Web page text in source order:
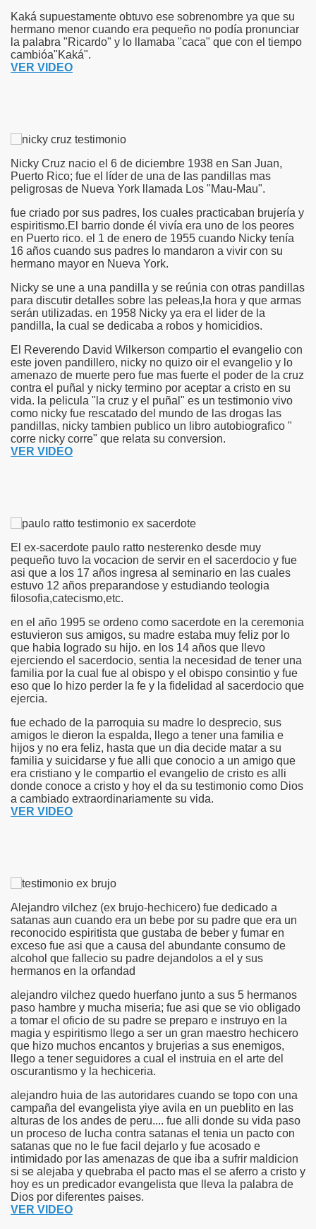
Kaká supuestamente obtuvo ese sobrenombre ya que su
hermano menor cuando era pequeño no podía pronunciar
la palabra "Ricardo" y lo llamaba "caca" que con el tiempo
cambióa"Kaká".
VER VIDEO
Nicky Cruz nacio el 6 de diciembre 1938 en San Juan,
Puerto Rico; fue el líder de una de las pandillas mas
peligrosas de Nueva York llamada Los "Mau-Mau".
fue criado por sus padres, los cuales practicaban brujería y
espiritismo.El barrio donde él vivía era uno de los peores
en Puerto rico. el 1 de enero de 1955 cuando Nicky tenía
16 años cuando sus padres lo mandaron a vivir con su
hermano mayor en Nueva York.
Nicky se une a una pandilla y se reúnia con otras pandillas
para discutir detalles sobre las peleas,la hora y que armas
serán utilizadas. en 1958 Nicky ya era el lider de la
pandilla, la cual se dedicaba a robos y homicidios.
El Reverendo David Wilkerson compartio el evangelio con
este joven pandillero, nicky no quizo oir el evangelio y lo
amenazo de muerte pero fue mas fuerte el poder de la cruz
contra el puñal y nicky termino por aceptar a cristo en su
vida. la pelicula "la cruz y el puñal" es un testimonio vivo
como nicky fue rescatado del mundo de las drogas las
pandillas, nicky tambien publico un libro autobiografico "
corre nicky corre" que relata su conversion.
VER VIDEO
El ex-sacerdote paulo ratto nesterenko desde muy
pequeño tuvo la vocacion de servir en el sacerdocio y fue
asi que a los 17 años ingresa al seminario en las cuales
estuvo 12 años preparandose y estudiando teologia
filosofia,catecismo,etc.
en el año 1995 se ordeno como sacerdote en la ceremonia
estuvieron sus amigos, su madre estaba muy feliz por lo
que habia logrado su hijo. en los 14 años que llevo
ejerciendo el sacerdocio, sentia la necesidad de tener una
familia por la cual fue al obispo y el obispo consintio y fue
eso que lo hizo perder la fe y la fidelidad al sacerdocio que
ejercia.
fue echado de la parroquia su madre lo desprecio, sus
amigos le dieron la espalda, llego a tener una familia e
hijos y no era feliz, hasta que un dia decide matar a su
familia y suicidarse y fue alli que conocio a un amigo que
era cristiano y le compartio el evangelio de cristo es alli
donde conoce a cristo y hoy el da su testimonio como Dios
a cambiado extraordinariamente su vida.
VER VIDEO
Alejandro vilchez (ex brujo-hechicero) fue dedicado a
satanas aun cuando era un bebe por su padre que era un
reconocido espiritista que gustaba de beber y fumar en
exceso fue asi que a causa del abundante consumo de
alcohol que fallecio su padre dejandolos a el y sus
hermanos en la orfandad
alejandro vilchez quedo huerfano junto a sus 5 hermanos
paso hambre y mucha miseria; fue asi que se vio obligado
a tomar el oficio de su padre se preparo e instruyo en la
magia y espiritismo llego a ser un gran maestro hechicero
que hizo muchos encantos y brujerias a sus enemigos,
llego a tener seguidores a cual el instruia en el arte del
oscurantismo y la hechiceria.
alejandro huia de las autoridares cuando se topo con una
campaña del evangelista yiye avila en un pueblito en las
alturas de los andes de peru.... fue alli donde su vida paso
un proceso de lucha contra satanas el tenia un pacto con
satanas que no le fue facil dejarlo y fue acosado e
intimidado por las amenazas de que iba a sufrir maldicion
si se alejaba y quebraba el pacto mas el se aferro a cristo y
hoy es un predicador evangelista que lleva la palabra de
Dios por diferentes paises.
VER VIDEO